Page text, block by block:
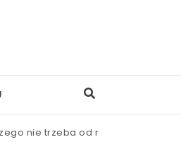
trzeba od razu ratować dziecka